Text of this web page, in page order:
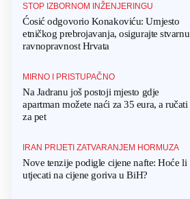
STOP IZBORNOM INŽENJERINGU
Ćosić odgovorio Konakoviću: Umjesto
etničkog prebrojavanja, osigurajte stvarnu
ravnopravnost Hrvata
MIRNO I PRISTUPAČNO
Na Jadranu još postoji mjesto gdje
apartman možete naći za 35 eura, a ručati
za pet
IRAN PRIJETI ZATVARANJEM HORMUZA
Nove tenzije podigle cijene nafte: Hoće li
utjecati na cijene goriva u BiH?